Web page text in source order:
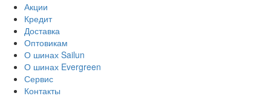
Акции
Кредит
Доставка
Оптовикам
О шинах Sailun
О шинах Evergreen
Сервис
Контакты